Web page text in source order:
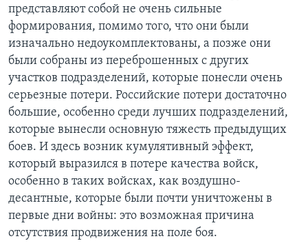
представляют собой не очень сильные
формирования, помимо того, что они были
изначально недоукомплектованы, а позже они
были собраны из переброшенных с других
участков подразделений, которые понесли очень
серьезные потери. Российские потери достаточно
большие, особенно среди лучших подразделений,
которые вынесли основную тяжесть предыдущих
боев. И здесь возник кумулятивный эффект,
который выразился в потере качества войск,
особенно в таких войсках, как воздушно-
десантные, которые были почти уничтожены в
первые дни войны: это возможная причина
отсутствия продвижения на поле боя.